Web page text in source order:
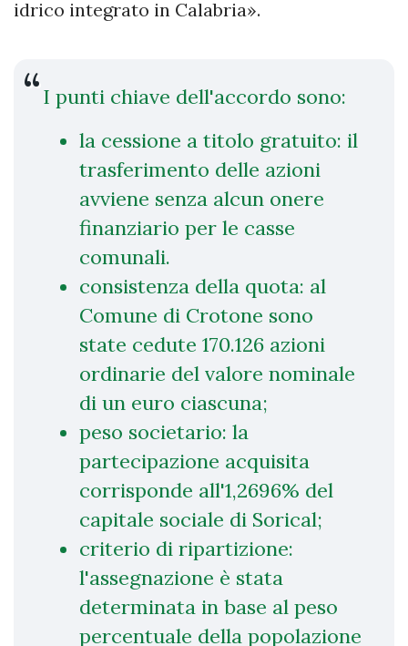
idrico integrato in Calabria».
I punti chiave dell'accordo sono:
la cessione a titolo gratuito: il
trasferimento delle azioni
avviene senza alcun onere
finanziario per le casse
comunali.
consistenza della quota: al
Comune di Crotone sono
state cedute 170.126 azioni
ordinarie del valore nominale
di un euro ciascuna;
peso societario: la
partecipazione acquisita
corrisponde all'1,2696% del
capitale sociale di Sorical;
criterio di ripartizione:
l'assegnazione è stata
determinata in base al peso
percentuale della popolazione